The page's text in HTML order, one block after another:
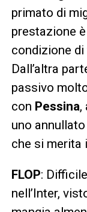
primato di
prestazione
condizione
Dall’altra
passivo
con Pessina,
uno
che si merita
FLOP:
nell’Inter,